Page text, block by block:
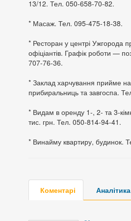
13/12. Тел. 050-658-70-82.
* Масаж. Тел. 095-475-18-38.
* Ресторан у центрі Ужгорода
офіціантів. Графік роботи —
707-76-36.
* Заклад харчування прийме
прибиральниць та завгоспа.
* Видам в оренду 1-, 2- та 3-
тис. грн. Тел. 050-814-94-41.
* Винайму квартиру, будинок.
Коментарі Аналітика